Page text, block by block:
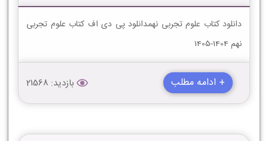
دانلود کتاب علوم تجربی نهمدانلود پی دی اف کتاب علوم تجربی
نهم 1404-1405
+ ادامه مطلب بازدید: 21568